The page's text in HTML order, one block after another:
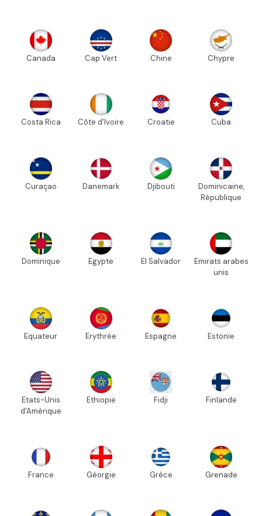
Canada Cap Vert Chine Chypre
Costa Rica Côte d'Ivoire Croatie Cuba
Curaçao Danemark Djibouti
Dominicaine,
République
Dominique Egypte El Salvador
Emirats arabes
unis
Equateur Erythrée Espagne Estonie
Etats-Unis
d'Amérique
Ethiopie Fidji Finlande
France Géorgie Grèce Grenade